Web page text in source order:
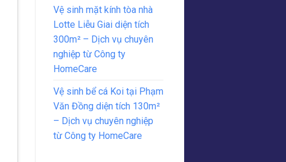
Vệ sinh mặt kính tòa nhà
Lotte Liễu Giai diện tích
300m² – Dịch vụ chuyên
nghiệp từ Công ty
HomeCare
Vệ sinh bể cá Koi tại Phạm
Văn Đồng diện tích 130m²
– Dịch vụ chuyên nghiệp
từ Công ty HomeCare